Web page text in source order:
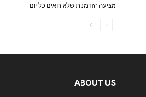
מציעה הזדמנות שלא רואים כל יום
ABOUT US